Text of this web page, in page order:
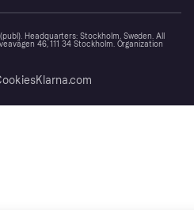
Headquarters: Stockholm, Sweden. All
46, 111 34 Stockholm. Organization
Klarna.com